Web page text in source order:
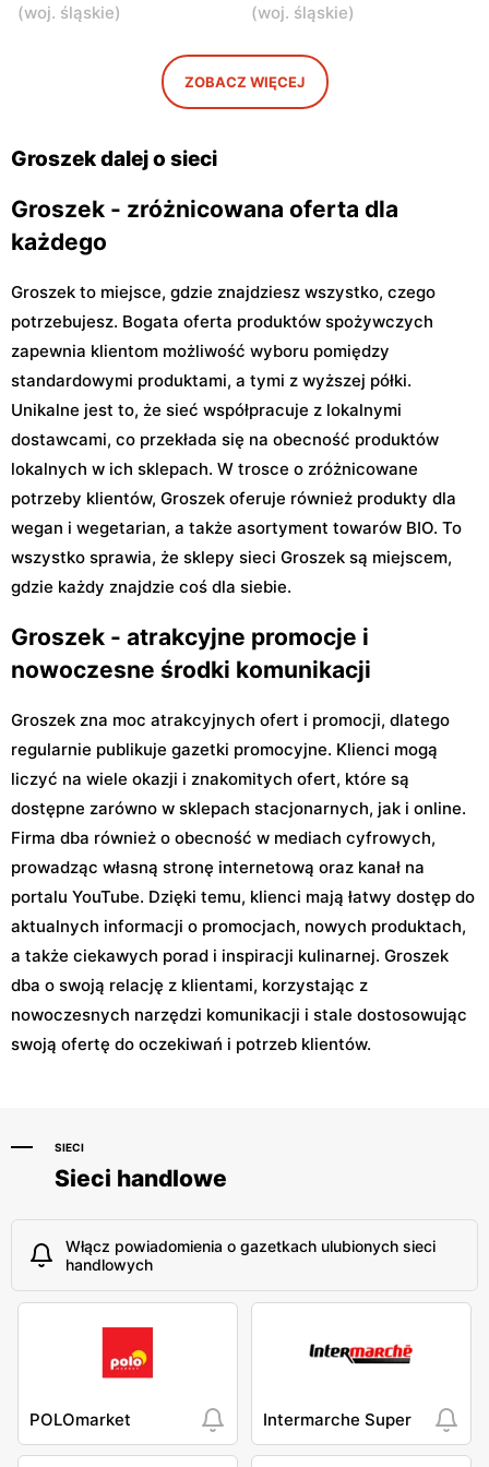
Nowa Iwiczna, ul. Ignacego
Warszawa, ul. Rumiankowa
18
Kobyłka, ul. Nadarzyn 8
(woj. śląskie)
(woj. śląskie)
ZOBACZ WIĘCEJ
Groszek dalej o sieci
Groszek - zróżnicowana oferta dla
każdego
Groszek to miejsce, gdzie znajdziesz wszystko, czego
potrzebujesz. Bogata oferta produktów spożywczych
zapewnia klientom możliwość wyboru pomiędzy
standardowymi produktami, a tymi z wyższej półki.
Unikalne jest to, że sieć współpracuje z lokalnymi
dostawcami, co przekłada się na obecność produktów
lokalnych w ich sklepach. W trosce o zróżnicowane
potrzeby klientów, Groszek oferuje również produkty dla
wegan i wegetarian, a także asortyment towarów BIO. To
wszystko sprawia, że sklepy sieci Groszek są miejscem,
gdzie każdy znajdzie coś dla siebie.
Groszek - atrakcyjne promocje i
nowoczesne środki komunikacji
Groszek zna moc atrakcyjnych ofert i promocji, dlatego
regularnie publikuje gazetki promocyjne. Klienci mogą
liczyć na wiele okazji i znakomitych ofert, które są
dostępne zarówno w sklepach stacjonarnych, jak i online.
Firma dba również o obecność w mediach cyfrowych,
prowadząc własną stronę internetową oraz kanał na
portalu YouTube. Dzięki temu, klienci mają łatwy dostęp do
aktualnych informacji o promocjach, nowych produktach,
a także ciekawych porad i inspiracji kulinarnej. Groszek
dba o swoją relację z klientami, korzystając z
nowoczesnych narzędzi komunikacji i stale dostosowując
swoją ofertę do oczekiwań i potrzeb klientów.
SIECI
Sieci handlowe
Włącz powiadomienia o gazetkach ulubionych sieci
handlowych
POLOmarket Intermarche Super